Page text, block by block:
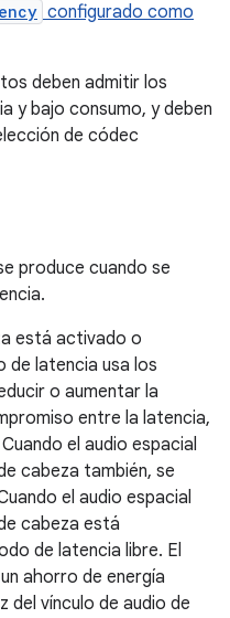
configurado como
deben admitir los
y bajo consumo, y deben
de códec
produce cuando se
está activado o
de latencia usa los
o aumentar la
entre la latencia,
el audio espacial
cabeza también, se
el audio espacial
cabeza está
de latencia libre. El
ahorro de energía
del vínculo de audio de